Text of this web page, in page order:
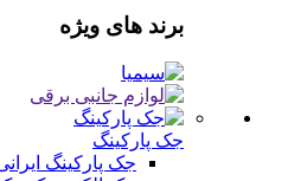
برند های ویژه
جک پارکینگ
جک پارکینگ